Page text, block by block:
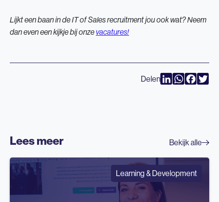
Lijkt een baan in de IT of Sales recruitment jou ook wat? Neem
dan even een kijkje bij onzevacatures!
Delen LinkedInWhatsApp
Lees meer Bekijk alle
Learning & Development